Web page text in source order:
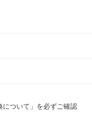
について」を必ずご確認